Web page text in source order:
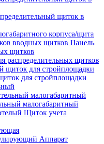
щиток в
корпуса/щита
Панель
щитков
распределительных щитков
для стройплощадки
малогабаритный
Щиток учета
Аппарат